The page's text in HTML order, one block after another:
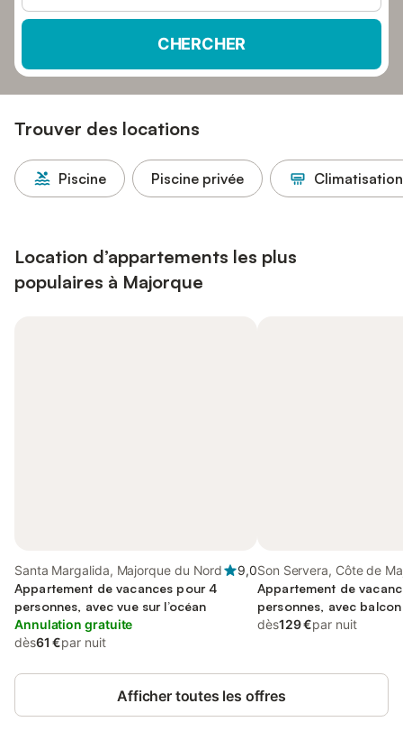
CHERCHER
Trouver des locations
Piscine Piscine privée Climatisation
Location d’appartements les plus
populaires à Majorque
Santa Margalida, Majorque du Nord
9,0
Appartement de vacances pour 4
personnes, avec vue sur l’océan
Annulation gratuite
dès61 €par nuit
Son Servera, Côte de
Appartement de
personnes, avec balcon
dès129 €par nuit
Afficher toutes les offres